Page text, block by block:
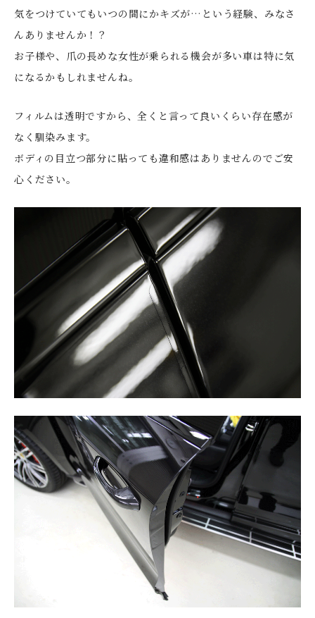
気をつけていてもいつの間にかキズが…という経験、みなさ
んありませんか！？
お子様や、爪の長めな女性が乗られる機会が多い車は特に気
になるかもしれませんね。
フィルムは透明ですから、全くと言って良いくらい存在感が
なく馴染みます。
ボディの目立つ部分に貼っても違和感はありませんのでご安
心ください。